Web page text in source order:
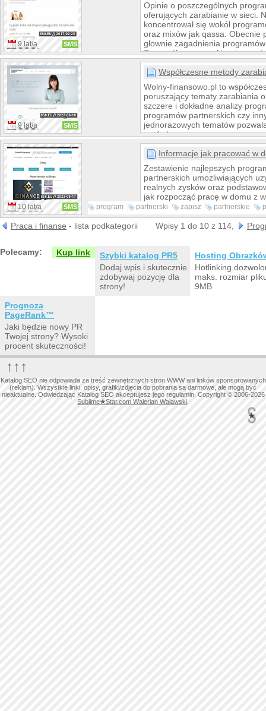
pozostać bezpiecznym. Dla
telefonu oraz odrobinę
również konkursy - każdy może
9 lat/a SMS
Opinie o poszczególnych
oferujących zarabianie w sieci.
koncentrował się wokół
oraz mixów jak qassa. Obecnie
głownie zagadnienia
Szczególną uwagę kieruję na
zarabiania jak np. tworzenie
w cupsell.pl. Wszystkich
odwiedzin mojego bloga i
referencyjnych. W blogu
zagadnienia testowania
9 lat/a SMS
Współczesne metody
Wolny-finansowo.pl to
poruszający tematy zarabiania
szczere i dokładne analizy
programów partnerskich czy
jednorazowych tematów
gotówkę.
10 lat/a SMS
Informacje jak pracować w
Zestawienie najlepszych
partnerskich umożliwiających
realnych zysków oraz
jak rozpocząć pracę w domu z
możliwości internetu.
program partnerski zapisz partnerskie
programu
programów money partnerskich
Praca i finanse - lista podkategorii Wpisy 1 do 10 z 114,
Polecamy: Kup link
Szybki katalog PR5
Dodaj wpis i skutecznie
zdobywaj pozycję dla
strony!
Hosting
Hotlinking
maks. rozmiar
9MB
Prognoza
PageRank™
Jaki będzie nowy PR
Twojej strony? Wysoki
procent skuteczności!
↑↑↑
Katalog SEO nie odpowiada za treść zewnętrznych stron WWW ani linków sponsorowanych
(reklam). Wszystkie linki, opisy, grafiki/zdjęcia do pobrania są darmowe, ale mogą być
nieaktualne. Odwiedzając Katalog SEO akceptujesz jego regulamin. Copyright © 2006-2026
Sublime★Star.com Walerian Walawski